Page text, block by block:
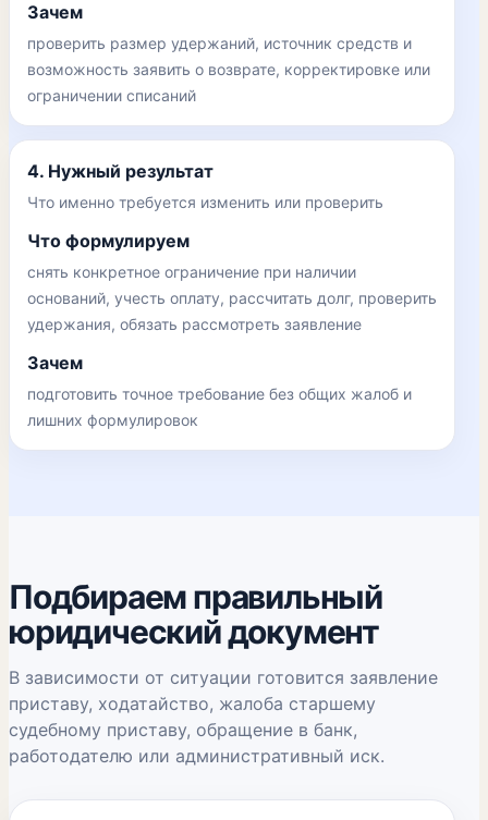
Зачем
проверить размер удержаний, источник средств и
возможность заявить о возврате, корректировке или
ограничении списаний
4. Нужный результат
Что именно требуется изменить или проверить
Что формулируем
снять конкретное ограничение при наличии
оснований, учесть оплату, рассчитать долг, проверить
удержания, обязать рассмотреть заявление
Зачем
подготовить точное требование без общих жалоб и
лишних формулировок
Подбираем правильный
юридический документ
В зависимости от ситуации готовится заявление
приставу, ходатайство, жалоба старшему
судебному приставу, обращение в банк,
работодателю или административный иск.